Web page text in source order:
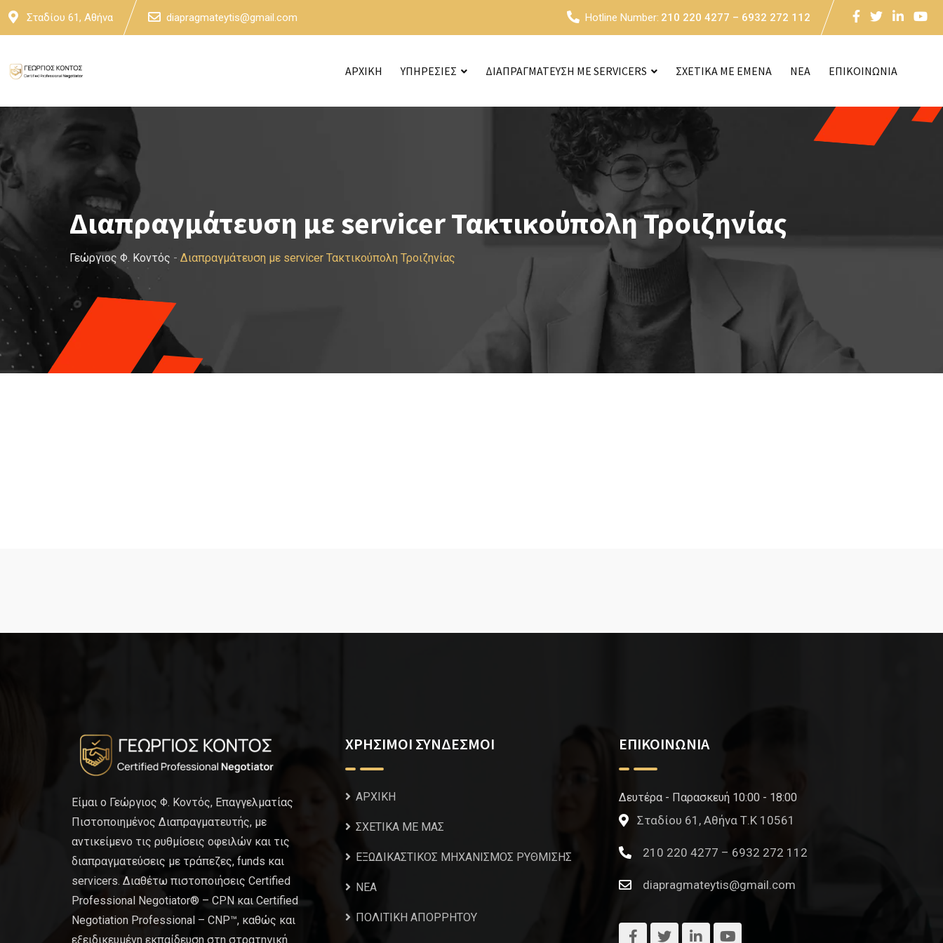
Skip
Σταδίου 61, Αθήνα diapragmateytis@gmail.com Hotline Number: 210 220 4277 – 6932 272 112
ΑΡΧΙΚΗ ΥΠΗΡΕΣΙΕΣ ΔΙΑΠΡΑΓΜΑΤΕΥΣΗ ΜΕ SERVICERS ΣΧΕΤΙΚΑ ΜΕ ΕΜΕΝΑ NEA ΕΠΙΚΟΙΝΩΝΙΑ
Διαπραγμάτευση με servicer Τακτικούπολη Τροιζηνίας
Γεώργιος Φ. Κοντός - Διαπραγμάτευση με servicer Τακτικούπολη Τροιζηνίας
Είμαι ο Γεώργιος Φ. Κοντός, Επαγγελματίας
Πιστοποιημένος Διαπραγματευτής, με
αντικείμενο τις ρυθμίσεις οφειλών και τις
διαπραγματεύσεις με τράπεζες, funds και
servicers. Διαθέτω πιστοποιήσεις Certified
Professional Negotiator® – CPN και Certified
Negotiation Professional – CNP™, καθώς και
εξειδικευμένη εκπαίδευση στη στρατηγική
ΧΡΗΣΙΜΟΙ ΣΥΝΔΕΣΜΟΙ
ΑΡΧΙΚΗ
ΣΧΕΤΙΚΑ ΜΕ ΜΑΣ
ΕΞΩΔΙΚΑΣΤΙΚΟΣ ΜΗΧΑΝΙΣΜΟΣ ΡΥΘΜΙΣΗΣ
NEA
ΠΟΛΙΤΙΚΗ ΑΠΟΡΡΗΤΟΥ
ΕΠΙΚΟΙΝΩΝΙΑ
Δευτέρα - Παρασκευή 10:00 - 18:00
Σταδίου 61, Αθήνα Τ.Κ 10561
210 220 4277 – 6932 272 112
diapragmateytis@gmail.com